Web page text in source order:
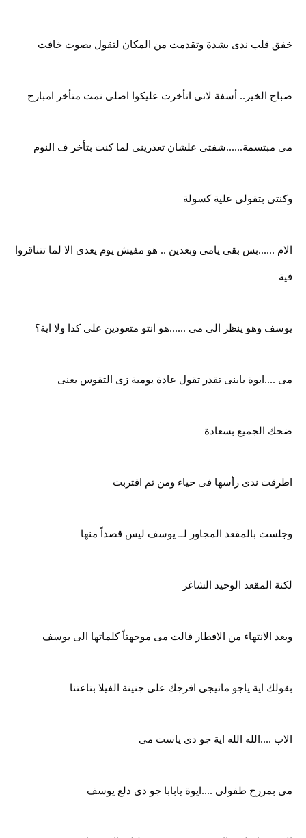
خفق قلب ندى بشدة وتقدمت من المكان لتقول بصوت خافت
صباح الخير.. أسفة لانى اتأخرت عليكوا اصلى نمت متأخر امبارح
مى مبتسمة......شفتى علشان تعذرينى لما كنت بتأخر ف النوم
وكنتى بتقولى علية كسولة
الام ......بس بقى يامى وبعدين .. هو مفيش يوم يعدى الا لما تتناقروا
فية
يوسف وهو ينظر الى مى ......هو انتو متعودين على كدا ولا اية؟
مى ....ايوة يابنى تقدر تقول عادة يومية زى التقوس يعنى
ضحك الجميع بسعادة
اطرقت ندى رأسها فى حياء ومن ثم اقتربت
وجلست بالمقعد المجاور لــ يوسف ليس قصداً منها
لكنة المقعد الوحيد الشاغر
وبعد الانتهاء من الافطار قالت مى موجهتاً كلماتها الى يوسف
بقولك اية ياجو ماتيجى افرجك على جنينة الفيلا بتاعتنا
الاب ....الله الله اية جو دى ياست مى
مى بمررح طفولى ....ايوة يابابا جو دى دلع يوسف